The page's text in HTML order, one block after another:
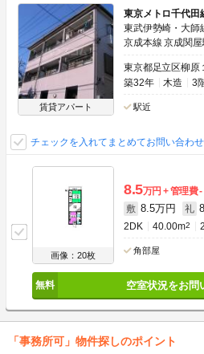
賃貸アパート
東京メトロ千代田
東武伊勢崎・大師
京成本線 京成関
東京都足立区柳原
築32年
木造 3
駅近
チェックを入れてまとめてお問い合わせ
画像：20枚
8.5万円 管理費-
敷 8.5万円 礼
2DK 40.00m2
角部屋
空室状況をお問
「事務所可」物件探しのポイント